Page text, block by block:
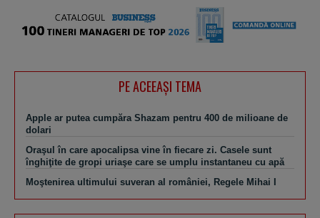
PE ACEEAŞI TEMA
Apple ar putea cumpăra Shazam pentru 400 de milioane de
dolari
Oraşul în care apocalipsa vine în fiecare zi. Casele sunt
înghiţite de gropi uriaşe care se umplu instantaneu cu apă
Moştenirea ultimului suveran al româniei, Regele Mihai I